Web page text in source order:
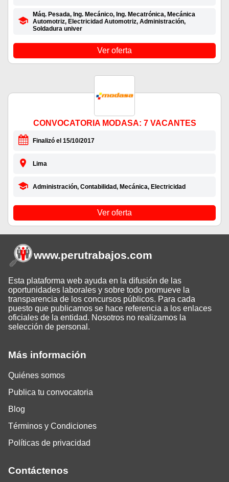
Máq. Pesada, Ing. Mecánico, Ing. Mecatrónica, Mecánica
Automotriz, Electricidad Automotriz, Administración,
Soldadura univer
Ver oferta
CONVOCATORIA MODASA: 7 VACANTES
Finalizó el 15/10/2017
Lima
Administración, Contabilidad, Mecánica, Electricidad
Ver oferta
Más información
Quiénes somos
Publica tu convocatoria
Blog
Términos y Condiciones
Políticas de privacidad
Contáctenos
www.perutrabajos.com
Esta plataforma web ayuda en la difusión de las
oportunidades laborales y sobre todo promueve la
transparencia de los concursos públicos. Para cada
puesto que publicamos se hace referencia a los enlaces
oficiales de la entidad. Nosotros no realizamos la
selección de personal.